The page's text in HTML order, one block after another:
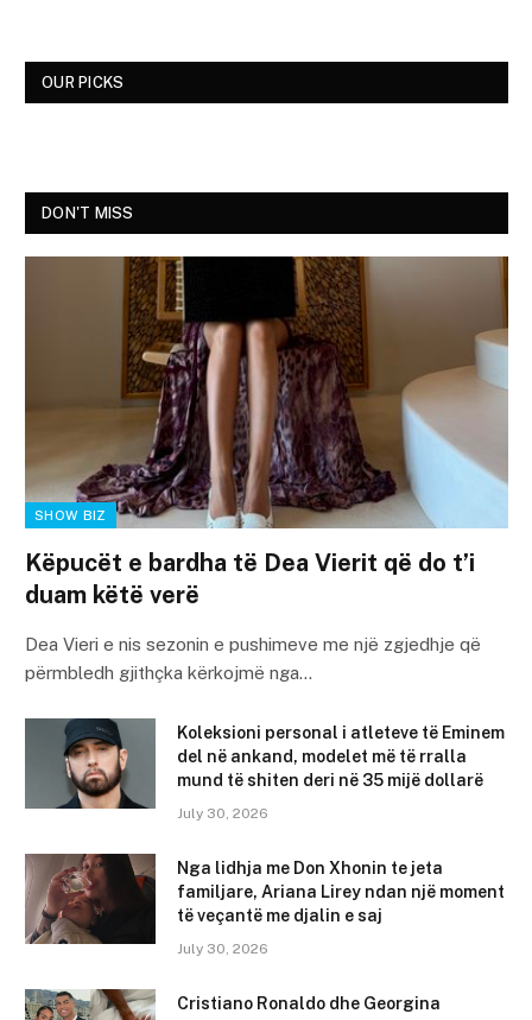
OUR PICKS
DON'T MISS
SHOW BIZ
Këpucët e bardha të Dea Vierit që do t’i
duam këtë verë
Dea Vieri e nis sezonin e pushimeve me një zgjedhje që
përmbledh gjithçka kërkojmë nga…
Koleksioni personal i atleteve të Eminem
del në ankand, modelet më të rralla
mund të shiten deri në 35 mijë dollarë
July 30, 2026
Nga lidhja me Don Xhonin te jeta
familjare, Ariana Lirey ndan një moment
të veçantë me djalin e saj
July 30, 2026
Cristiano Ronaldo dhe Georgina